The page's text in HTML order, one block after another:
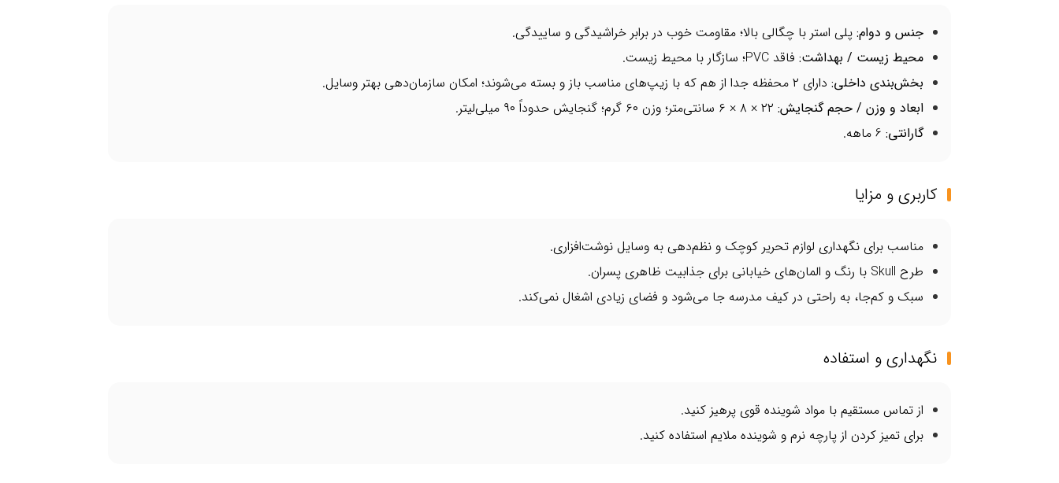
جنس و دوام: پلی استر با چگالی بالا؛ مقاومت خوب در برابر خراشیدگی و ساییدگی.
محیط زیست / بهداشت: فاقد PVC؛ سازگار با محیط زیست.
بخش‌بندی داخلی: دارای ۲ محفظه جدا از هم که با زیپ‌های مناسب باز و بسته می‌شوند؛ امکان سازمان‌دهی بهتر وسایل.
ابعاد و وزن / حجم گنجایش:
گارانتی:
کاربری و مزایا
مناسب برای نگهداری لوازم تحریر کوچک و نظم‌دهی به وسایل نوشت‌افزاری.
طرح Skull با رنگ و المان‌های خیابانی برای جذابیت ظاهری پسران.
سبک و کم‌جا، به راحتی در کیف مدرسه جا می‌شود و فضای زیادی اشغال نمی‌کند.
نگهداری و استفاده
از تماس مستقیم با مواد شوینده قوی پرهیز کنید.
برای تمیز کردن از پارچه نرم و شوینده ملایم استفاده کنید.